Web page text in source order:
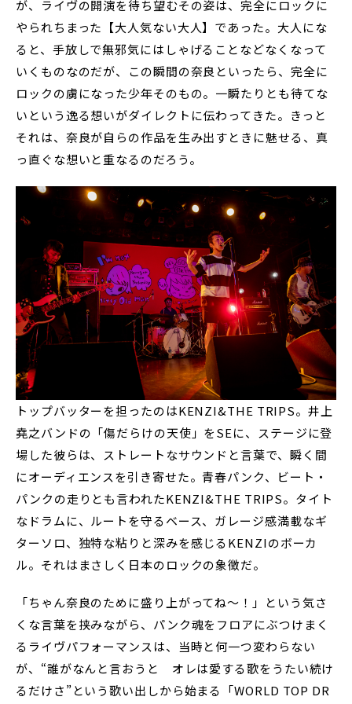
が、ライヴの開演を待ち望むその姿は、完全にロックに
やられちまった【大人気ない大人】であった。大人にな
ると、手放しで無邪気にはしゃげることなどなくなって
いくものなのだが、この瞬間の奈良といったら、完全に
ロックの虜になった少年そのもの。一瞬たりとも待てな
いという逸る想いがダイレクトに伝わってきた。きっと
それは、奈良が自らの作品を生み出すときに魅せる、真
っ直ぐな想いと重なるのだろう。
トップバッターを担ったのはKENZI&THE TRIPS。井上
堯之バンドの「傷だらけの天使」をSEに、ステージに登
場した彼らは、ストレートなサウンドと言葉で、瞬く間
にオーディエンスを引き寄せた。青春パンク、ビート・
パンクの走りとも言われたKENZI&THE TRIPS。タイト
なドラムに、ルートを守るベース、ガレージ感満載なギ
ターソロ、独特な粘りと深みを感じるKENZIのボーカ
ル。それはまさしく日本のロックの象徴だ。
「ちゃん奈良のために盛り上がってね〜！」という気さ
くな言葉を挟みながら、パンク魂をフロアにぶつけまく
るライヴパフォーマンスは、当時と何一つ変わらない
が、“誰がなんと言おうと オレは愛する歌をうたい続け
るだけさ”という歌い出しから始まる「WORLD TOP DR